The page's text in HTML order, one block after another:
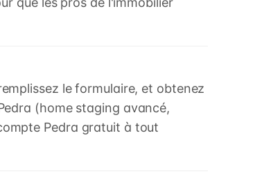
le formulaire, et obtenez
(home staging avancé,
Pedra gratuit à tout